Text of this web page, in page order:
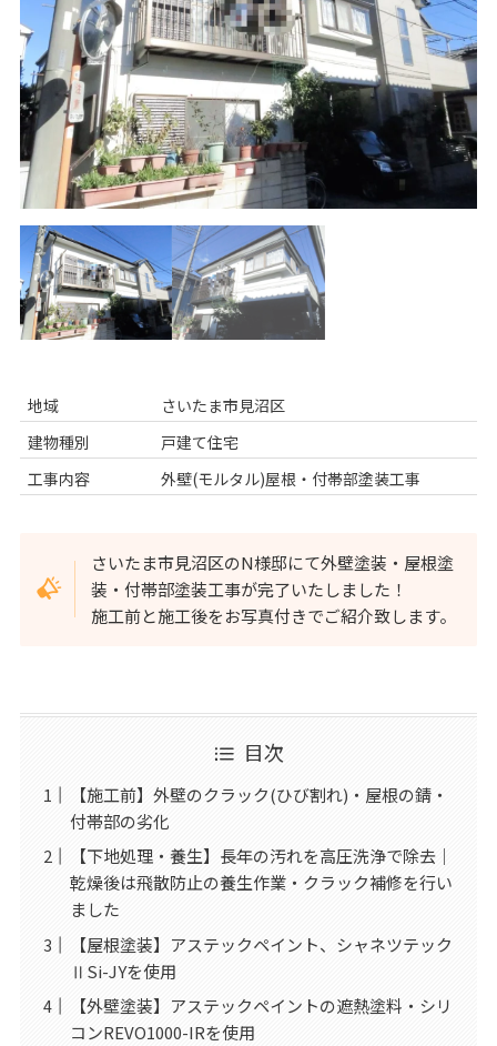
地域
さいたま市見沼区
建物種別
戸建て住宅
工事内容
外壁(モルタル)屋根・付帯部塗装工事
さいたま市見沼区のN様邸にて外壁塗装・屋根塗
装・付帯部塗装工事が完了いたしました！
施工前と施工後をお写真付きでご紹介致します。
目次
【施工前】外壁のクラック(ひび割れ)・屋根の錆・
付帯部の劣化
【下地処理・養生】長年の汚れを高圧洗浄で除去｜
乾燥後は飛散防止の養生作業・クラック補修を行い
ました
【屋根塗装】アステックペイント、シャネツテック
ⅡSi-JYを使用
【外壁塗装】アステックペイントの遮熱塗料・シリ
コンREVO1000-IRを使用